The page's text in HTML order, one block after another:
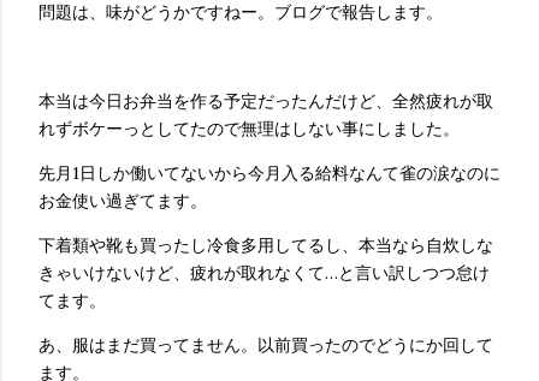
問題は、味がどうかですねー。ブログで報告します。
本当は今日お弁当を作る予定だったんだけど、全然疲れが取
れずボケーっとしてたので無理はしない事にしました。
先月1日しか働いてないから今月入る給料なんて雀の涙なのに
お金使い過ぎてます。
下着類や靴も買ったし冷食多用してるし、本当なら自炊しな
きゃいけないけど、疲れが取れなくて…と言い訳しつつ怠け
てます。
あ、服はまだ買ってません。以前買ったのでどうにか回して
ます。